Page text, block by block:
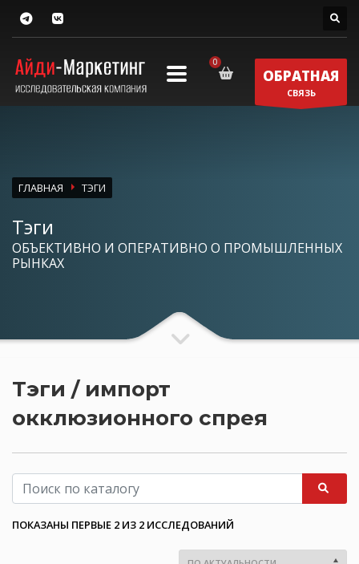
ОБРАТНАЯ
СВЯЗЬ
ГЛАВНАЯ ТЭГИ
Тэги
ОБЪЕКТИВНО И ОПЕРАТИВНО О ПРОМЫШЛЕННЫХ
РЫНКАХ
Тэги / импорт
окклюзионного спрея
ПОКАЗАНЫ ПЕРВЫЕ 2 ИЗ 2 ИССЛЕДОВАНИЙ